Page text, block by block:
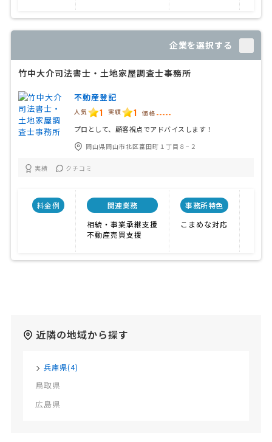
企業を選択する
竹中大介司法書士・土地家屋調査士事務所
不動産登記
人気 1 実績 1 価格 -----
プロとして、顧客視点でアドバイスします！
岡山県岡山市北区富田町１丁目８−２
実績 クチコミ
料金例
関連業務
相続・事業承継支援
不動産売買支援
事務所特色
こまめな対応
近隣の地域から探す
兵庫県(4)
鳥取県
広島県